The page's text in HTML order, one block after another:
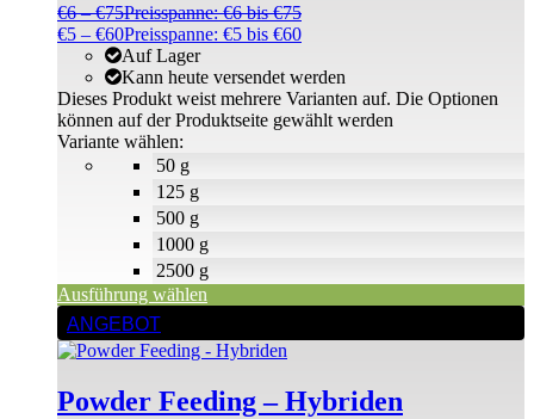
€6 –€75Preisspanne: €6 bis €75
€5 – €60Preisspanne: €5 bis €60
50 g
125 g
500 g
1000 g
2500 g
Auf Lager
Kann heute versendet werden
Variante wählen:
Ausführung wählen
Dieses Produkt weist mehrere Varianten auf. Die Optionen
können auf der Produktseite gewählt werden
ANGEBOT
Powder Feeding – Hybriden